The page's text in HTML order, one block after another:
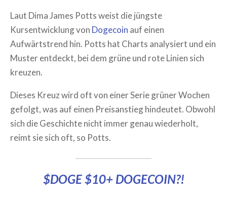
Laut Dima James Potts weist die jüngste
Kursentwicklung von Dogecoin auf einen
Aufwärtstrend hin. Potts hat Charts analysiert und ein
Muster entdeckt, bei dem grüne und rote Linien sich
kreuzen.
Dieses Kreuz wird oft von einer Serie grüner Wochen
gefolgt, was auf einen Preisanstieg hindeutet. Obwohl
sich die Geschichte nicht immer genau wiederholt,
reimt sie sich oft, so Potts.
$DOGE$10+ DOGECOIN?!